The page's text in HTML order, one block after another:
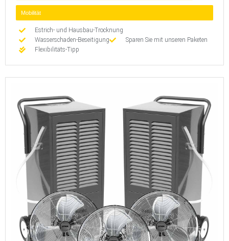
Mobilität
Estrich- und Hausbau-Trocknung
Wasserschaden-Beseitigung
Sparen Sie mit unseren Paketen
Flexibilitäts-Tipp